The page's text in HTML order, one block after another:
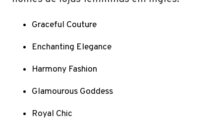
Graceful Couture
Enchanting Elegance
Harmony Fashion
Glamourous Goddess
Royal Chic